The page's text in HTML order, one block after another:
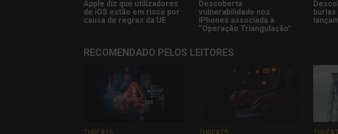
Apple diz que utilizadores
de iOS estão em risco por
causa de regras da UE
Descoberta
vulnerabilidade nos
iPhones associada à
“Operação Triangulação”
RECOMENDADO PELOS LEITORES